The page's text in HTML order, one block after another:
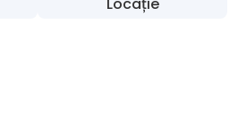
Locație